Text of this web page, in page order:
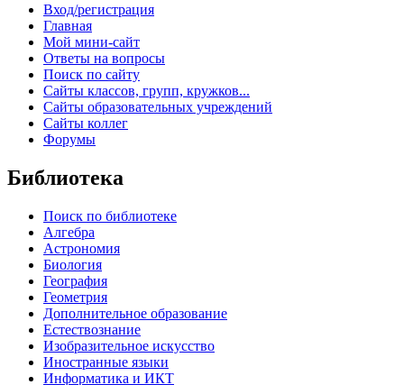
Вход/регистрация
Главная
Мой мини-сайт
Ответы на вопросы
Поиск по сайту
Сайты классов, групп, кружков...
Сайты образовательных учреждений
Сайты коллег
Форумы
Библиотека
Поиск по библиотеке
Алгебра
Астрономия
Биология
География
Геометрия
Дополнительное образование
Естествознание
Изобразительное искусство
Иностранные языки
Информатика и ИКТ